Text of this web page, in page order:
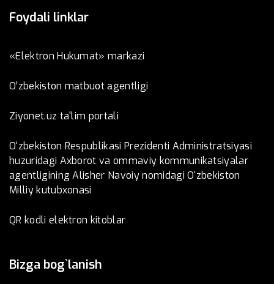
Foydali linklar
«Elektron Hukumat» markazi
O’zbеkistоn mаtbuоt аgеntligi
Ziyonet.uz ta'lim portali
O‘zbekiston Respublikasi Prezidenti Administratsiyasi
huzuridagi Axborot va ommaviy kommunikatsiyalar
agentligining Alisher Navoiy nomidagi O‘zbekiston
Milliy kutubxonasi
QR kodli elektron kitoblar
Bizga bog`lanish